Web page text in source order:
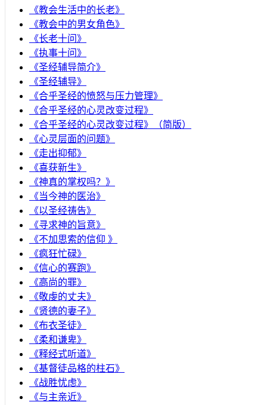
《教会生活中的长老》
《教会中的男女角色》
《长老十问》
《执事十问》
《圣经辅导简介》
《圣经辅导》
​《合乎圣经的愤怒与压力管理》
《合乎圣经的心灵改变过程》
《合乎圣经的心灵改变过程》（简版）
《心灵层面的问题》
《走出抑郁》
《喜获新生》
《神真的掌权吗？》
《当今神的医治》
《以圣经祷告》
《寻求神的旨意》
《不加思索的信仰 》
《疯狂忙碌》
《信心的赛跑》
《高尚的罪》
《敬虔的丈夫》
《贤德的妻子》
《布衣圣徒》
《柔和谦卑》
《释经式听道》
《基督徒品格的柱石》
《战胜忧虑》
《与主亲近》